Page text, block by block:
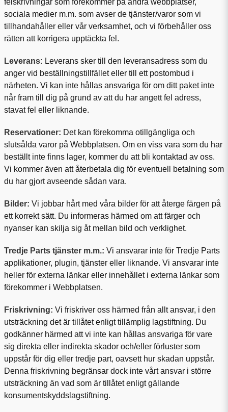
felskrivningar som förekommer på andra webbplatser,
sociala medier m.m. som avser de tjänster/varor som vi
tillhandahåller eller vår verksamhet, och vi förbehåller oss
rätten att korrigera upptäckta fel.
Leverans: Leverans sker till den leveransadress som du
anger vid beställningstillfället eller till ett postombud i
närheten. Vi kan inte hållas ansvariga för om ditt paket inte
når fram till dig på grund av att du har angett fel adress,
stavat fel eller liknande.
Reservationer: Det kan förekomma otillgängliga och
slutsålda varor på Webbplatsen. Om en viss vara som du har
beställt inte finns lager, kommer du att bli kontaktad av oss.
Vi kommer även att återbetala dig för eventuell betalning som
du har gjort avseende sådan vara.
Bilder: Vi jobbar hårt med våra bilder för att återge färgen på
ett korrekt sätt. Du informeras härmed om att färger och
nyanser kan skilja sig åt mellan bild och verklighet.
Tredje Parts tjänster m.m.: Vi ansvarar inte för Tredje Parts
applikationer, plugin, tjänster eller liknande. Vi ansvarar inte
heller för externa länkar eller innehållet i externa länkar som
förekommer i Webbplatsen.
Friskrivning: Vi friskriver oss härmed från allt ansvar, i den
utsträckning det är tillåtet enligt tillämplig lagstiftning. Du
godkänner härmed att vi inte kan hållas ansvariga för vare
sig direkta eller indirekta skador och/eller förluster som
uppstår för dig eller tredje part, oavsett hur skadan uppstår.
Denna friskrivning begränsar dock inte vårt ansvar i större
utsträckning än vad som är tillåtet enligt gällande
konsumentskyddslagstiftning.